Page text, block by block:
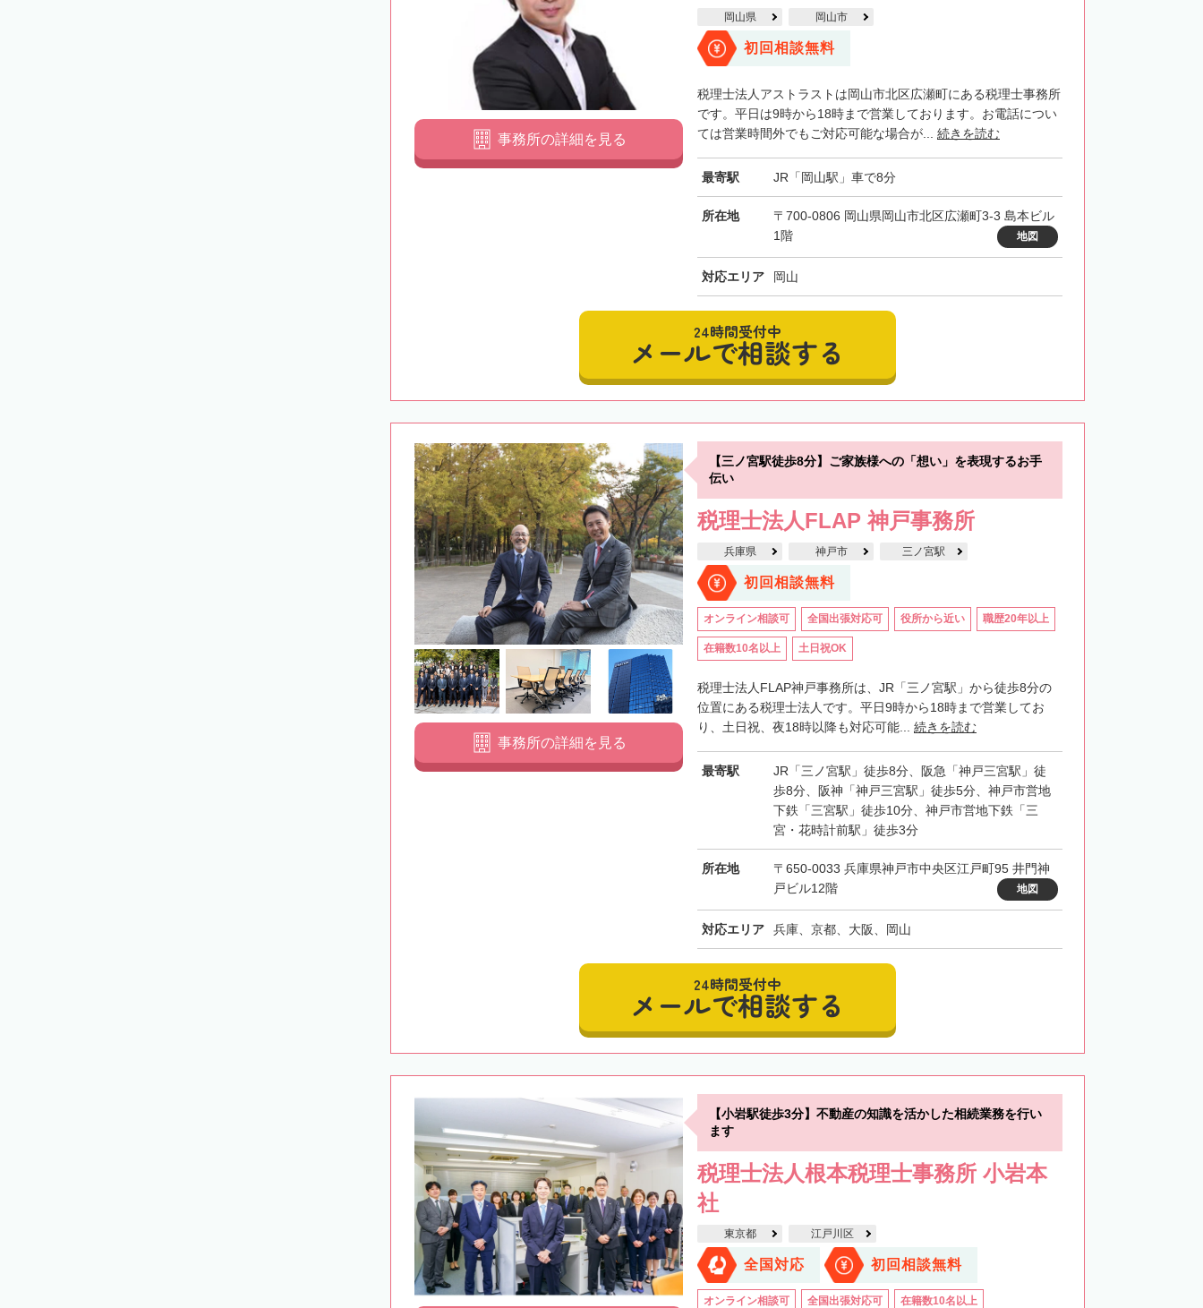
岡山県 岡山市
初回相談無料
税理士法人アストラストは岡山市北区広瀬町にある税理士事務所
です。平日は9時から18時まで営業しております。お電話につい
ては営業時間外でもご対応可能な場合が... 続きを読む
最寄駅 JR「岡山駅」車で8分
所在地
〒700-0806 岡山県岡山市北区広瀬町3-3 島本ビル
1階
地図
対応エリア 岡山
事務所の詳細を見る
24時間受付中
メールで相談する
【三ノ宮駅徒歩8分】ご家族様への「想い」を表現するお手
伝い
税理士法人FLAP 神戸事務所
兵庫県 神戸市 三ノ宮駅
初回相談無料
オンライン相談可 全国出張対応可 役所から近い 職歴20年以上
在籍数10名以上 土日祝OK
税理士法人FLAP神戸事務所は、JR「三ノ宮駅」から徒歩8分の
位置にある税理士法人です。平日9時から18時まで営業してお
り、土日祝、夜18時以降も対応可能... 続きを読む
最寄駅
JR「三ノ宮駅」徒歩8分、阪急「神戸三宮駅」徒
歩8分、阪神「神戸三宮駅」徒歩5分、神戸市営地
下鉄「三宮駅」徒歩10分、神戸市営地下鉄「三
宮・花時計前駅」徒歩3分
所在地
〒650-0033 兵庫県神戸市中央区江戸町95 井門神
戸ビル12階
地図
対応エリア 兵庫、京都、大阪、岡山
事務所の詳細を見る
24時間受付中
メールで相談する
【小岩駅徒歩3分】不動産の知識を活かした相続業務を行い
ます
税理士法人根本税理士事務所 小岩本
社
東京都 江戸川区
全国対応 初回相談無料
オンライン相談可 全国出張対応可 在籍数10名以上